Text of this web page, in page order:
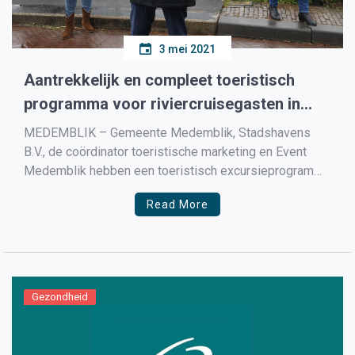
3 mei 2021
Aantrekkelijk en compleet toeristisch
programma voor riviercruisegasten in
Medemblik
MEDEMBLIK – Gemeente Medemblik, Stadshavens
B.V., de coördinator toeristische marketing en Event
Medemblik hebben een toeristisch excursieprogramma
ontwikkeld dat te lezen is in de nieuwe online brochure
‘Excursies & Tours’. Dit programma is bestemd voor de
Read More
Gezondheid